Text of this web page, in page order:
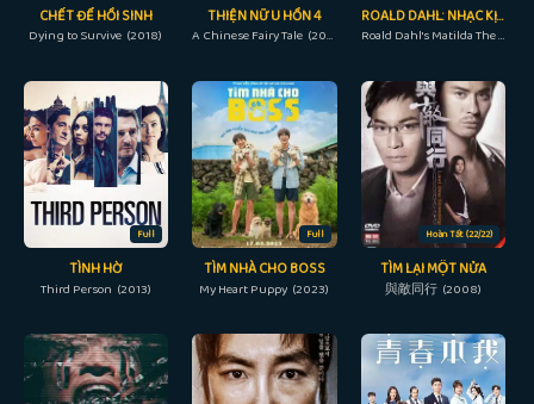
CHẾT ĐỂ HỒI SINH
Dying to Survive (2018)
THIỆN NỮ U HỒN 4
A Chinese Fairy Tale (2011)
ROALD DAHL: NHẠC KỊCH MATILDA
Roald Dahl's Matilda The Musical (2022)
Full
TÌNH HỜ
Third Person (2013)
Full
TÌM NHÀ CHO BOSS
My Heart Puppy (2023)
Hoàn Tất (22/22)
TÌM LẠI MỘT NỬA
與敵同行 (2008)